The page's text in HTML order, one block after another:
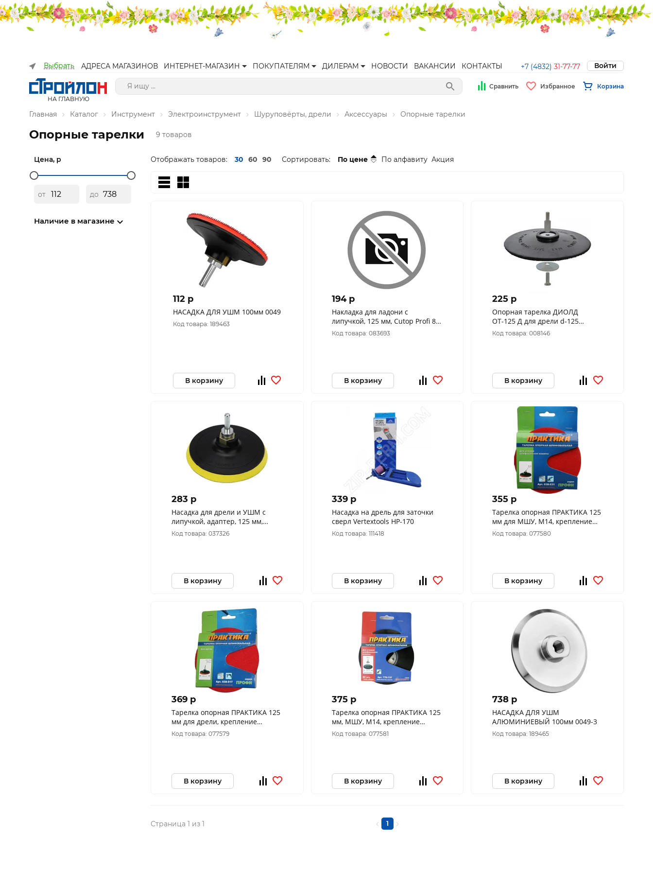
Выбрать АДРЕСА МАГАЗИНОВ ИНТЕРНЕТ-МАГАЗИН ПОКУПАТЕЛЯМ ДИЛЕРАМ НОВОСТИ ВАКАНСИИ КОНТАКТЫ +7 (4832) 31-77-77 Войти
НА ГЛАВНУЮ
Сравнить Избранное Корзина
Главная Каталог Инструмент Электроинструмент Шуруповёрты, дрели Аксессуары Опорные тарелки
Опорные тарелки 9 товаров
Цена, р
от до
Наличие в магазине
Отображать товаров: 30 60 90 Сортировать: По цене По алфавиту Акция
112 p
НАСАДКА ДЛЯ УШМ 100мм 0049
Код товара: 189463
В корзину
194 p
Накладка для ладони с
липучкой, 125 мм, Cutop Profi 85-
630
Код товара: 083693
В корзину
225 p
Опорная тарелка ДИОЛД
ОТ-125 Д для дрели d-125
Код товара: 008146
В корзину
283 p
Насадка для дрели и УШМ с
липучкой, адаптер, 125 мм,
мягкая REXANT
Код товара: 037326
В корзину
339 p
Насадка на дрель для заточки
сверл Vertextools НР-170
Код товара: 111418
В корзину
355 p
Тарелка опорная ПРАКТИКА 125
мм для МШУ, М14, крепление
VELCRO 038-531
Код товара: 077580
В корзину
369 p
Тарелка опорная ПРАКТИКА 125
мм для дрели, крепление
VELCRO 038-517
Код товара: 077579
В корзину
375 p
Тарелка опорная ПРАКТИКА 125
мм, МШУ, М14, крепление
гайкой, жесткая 776-737
Код товара: 077581
В корзину
738 p
НАСАДКА ДЛЯ УШМ
АЛЮМИНИЕВЫЙ 100мм 0049-3
Код товара: 189465
В корзину
Страница 1 из 1 1